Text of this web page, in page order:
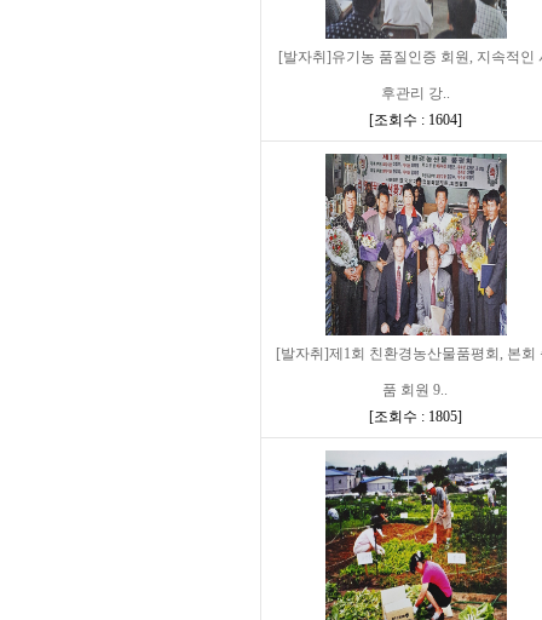
[발자취]유기농 품질인증 회원, 지속적인
후관리 강..
[조회수 : 1604]
[발자취]제1회 친환경농산물품평회, 본회
품 회원 9..
[조회수 : 1805]